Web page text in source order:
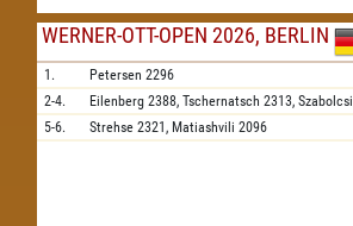
WERNER-OTT-OPEN 2026, BERLIN
1. Petersen 2296
2-4.
Eilenberg 2388, Tschernatsch 2313, Szabolcsi
5-6.
Strehse 2321, Matiashvili 2096